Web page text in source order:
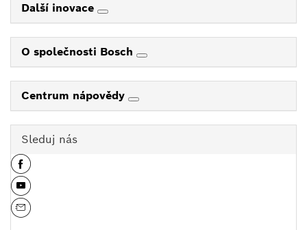
Další inovace
O společnosti Bosch
Centrum nápovědy
Sleduj nás